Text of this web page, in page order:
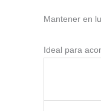
Mantener en
Ideal para